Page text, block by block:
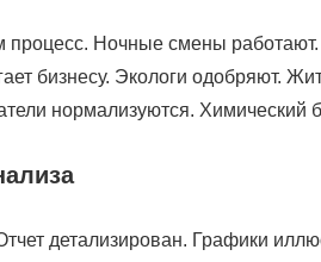
процесс. Ночные смены
бизнесу. Экологи одобряют.
нормализуются. Химический
детализирован. Графики